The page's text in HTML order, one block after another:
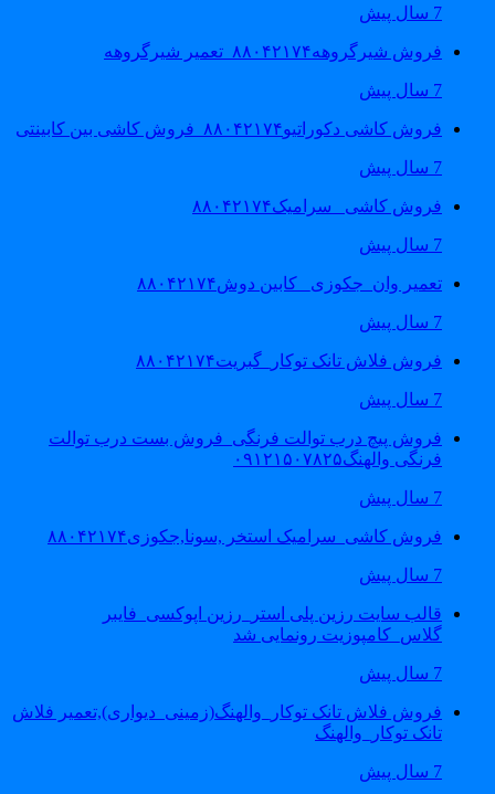
فروش شیرگروهه۸۸۰۴۲۱۷۴_تعمیر شیرگروهه
فروش کاشی دکوراتیو۸۸۰۴۲۱۷۴_فروش کاشی بین کابینتی
فروش کاشی _سرامیک۸۸۰۴۲۱۷۴
تعمیر وان_جکوزی_ کابین دوش۸۸۰۴۲۱۷۴
فروش فلاش تانک توکار_گبریت۸۸۰۴۲۱۷۴
فروش پیچ درب توالت فرنگی_فروش بست درب توالت
فرنگی والهنگ۰۹۱۲۱۵۰۷۸۲۵
فروش کاشی_سرامیک استخر ,سونا,جکوزی۸۸۰۴۲۱۷۴
قالب سایت رزین پلی استر_رزین اپوکسی_فایبر
گلاس_کامپوزیت رونمایی شد
فروش فلاش تانک توکار_والهنگ(زمینی_دیواری),تعمیر فلاش
تانک توکار_والهنگ